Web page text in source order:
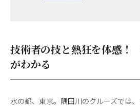
技術者の技と熱狂を体感
がわかる
水の都、東京。隅田川のクルーズでは